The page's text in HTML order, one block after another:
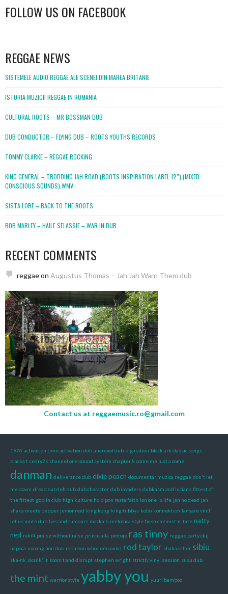
FOLLOW US ON FACEBOOK
REGGAE NEWS
SISTEMELE AUDIO REGGAE ALE SCENEI DIN MAREA BRITANIE
ISTORIA MUZICII REGGAE IN ROMANIA
CULTURAL ROOTS – MR BOSSMAN DUB
DUB CONDUCTOR – FLYING DUB – ROOTS YOUTHS RECORDS
TOMMY CLARKE – REGGAE ROCKING
KING GENERAL – TRODDING JAH ROAD (ROOTS INSPIRATION LABEL 12″) (MIXED
CONSCIOUS SOUNDS).WMV
SISTA LORE – BACK TO THE ROOTS
BOB MARLEY – HAILE SELASSIE – WAR IN DUB
RECENT COMMENTS
reggaeon Augustus Thomas – Jah Jah Warn Them dub
Contact us at reggaemusic.ro@gmail.com
1976 activation time activation dub anarexol dub big iration black ark classic songs
blacka t cedry2k channel one sound system chapter 8 come me just a come
danman deliverance dub dixie peach documentar muzica reggae don't let
me down dread out deh dub dub character dub invaders dubkasm and luciano fittest of
the fittest goblin club high kulture hold pon rasta faith ion one is life jah no dead jah
shaka meets pepper junior reid king kong king tubbys kobo konnektion lansare vinil
let us unite dub lies and rumours macka b melodica style bush chemist n. tate natty
ned niki4 praise without raise prince alla protoje ras tinny reggae party cluj
napoca roaring lion dub robinson whodemsound rod taylor shaka killer sibiu
ska-nk skank' it soom t and disrupt stephen wright strictly vinyl session susu dub
the mint warrior style yabby you yuuri bamboo